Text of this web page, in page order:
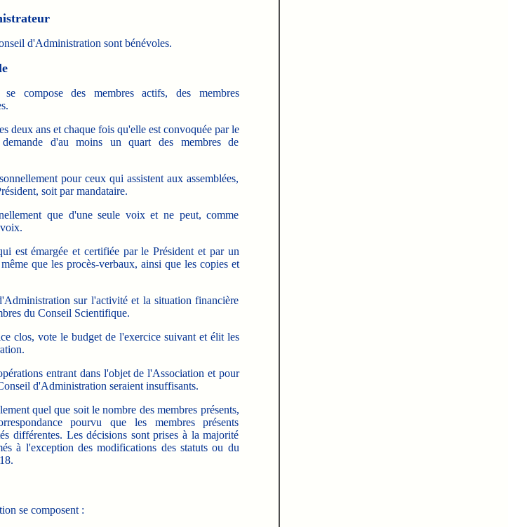
d'Administration sont bénévoles.
compose des membres actifs, des membres
deux ans et chaque fois qu'elle est convoquée par le
d'au moins un quart des membres de
pour ceux qui assistent aux assemblées,
soit par mandataire.
que d'une seule voix et ne peut, comme
est émargée et certifiée par le Président et par un
que les procès-verbaux, ainsi que les copies et
sur l'activité et la situation financière
du Conseil Scientifique.
clos, vote le budget de l'exercice suivant et élit les
entrant dans l'objet de l'Association et pour
d'Administration seraient insuffisants.
quel que soit le nombre des membres présents,
pourvu que les membres présents
différentes. Les décisions sont prises à la majorité
à l'exception des modifications des statuts ou du
se composent :